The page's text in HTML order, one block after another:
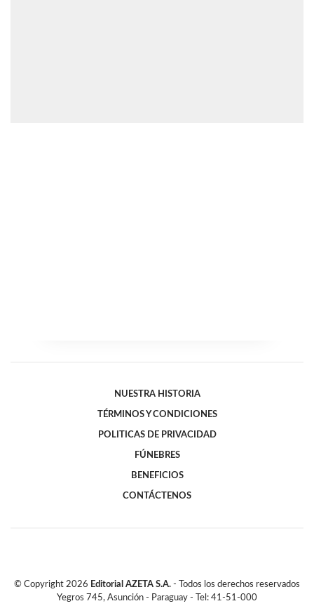
NUESTRA HISTORIA
TÉRMINOS Y CONDICIONES
POLITICAS DE PRIVACIDAD
FÚNEBRES
BENEFICIOS
CONTÁCTENOS
© Copyright 2026 Editorial AZETA S.A. - Todos los derechos reservados
Yegros 745, Asunción - Paraguay - Tel: 41-51-000